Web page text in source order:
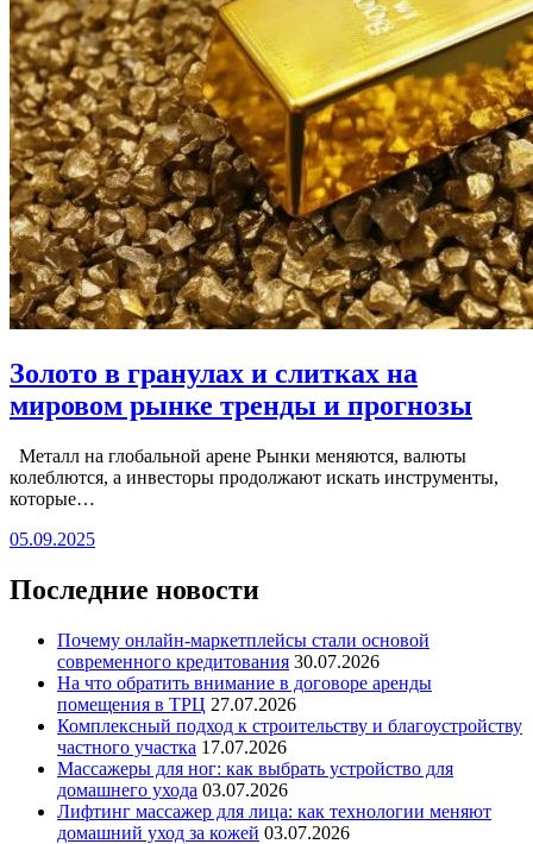
Золото в гранулах и слитках на
мировом рынке тренды и прогнозы
Металл на глобальной арене Рынки меняются, валюты
колеблются, а инвесторы продолжают искать инструменты,
которые…
05.09.2025
Последние новости
Почему онлайн-маркетплейсы стали основой
современного кредитования 30.07.2026
На что обратить внимание в договоре аренды
помещения в ТРЦ 27.07.2026
Комплексный подход к строительству и благоустройству
частного участка 17.07.2026
Массажеры для ног: как выбрать устройство для
домашнего ухода 03.07.2026
Лифтинг массажер для лица: как технологии меняют
домашний уход за кожей 03.07.2026